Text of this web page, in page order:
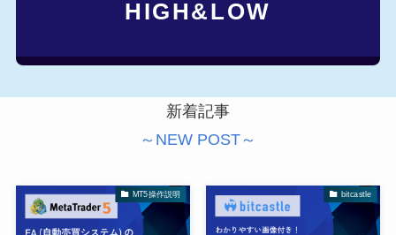
HIGH&LOW
新着記事
～NEW POST～
MT5操作説明 bitcastle